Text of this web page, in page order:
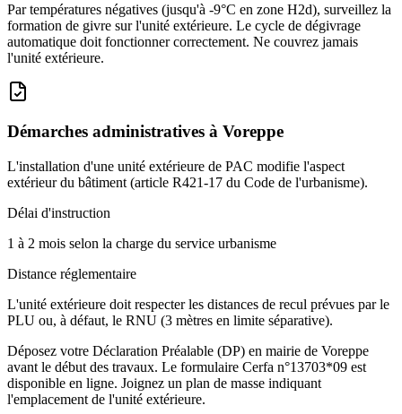
Par températures négatives (jusqu'à -9°C en zone H2d), surveillez la
formation de givre sur l'unité extérieure. Le cycle de dégivrage
automatique doit fonctionner correctement. Ne couvrez jamais
l'unité extérieure.
Démarches administratives à Voreppe
L'installation d'une unité extérieure de PAC modifie l'aspect
extérieur du bâtiment (article R421-17 du Code de l'urbanisme).
Délai d'instruction
1 à 2 mois selon la charge du service urbanisme
Distance réglementaire
L'unité extérieure doit respecter les distances de recul prévues par le
PLU ou, à défaut, le RNU (3 mètres en limite séparative).
Déposez votre Déclaration Préalable (DP) en mairie de Voreppe
avant le début des travaux. Le formulaire Cerfa n°13703*09 est
disponible en ligne. Joignez un plan de masse indiquant
l'emplacement de l'unité extérieure.